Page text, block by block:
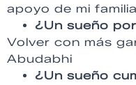
apoyo de mi
¿Un sueño
Volver con más
Abudabhi
¿Un sueño